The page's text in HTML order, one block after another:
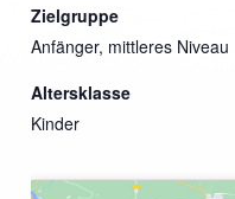
Zielgruppe
Anfänger, mittleres Niveau
Altersklasse
Kinder